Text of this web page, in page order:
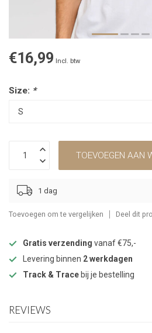
€16,99 Incl. btw
Size: *
TOEVOEGEN AAN
1 dag
Toevoegen om te vergelijken Deel dit
Gratis verzending vanaf €75,-
Levering binnen 2 werkdagen
Track & Trace bij je bestelling
REVIEWS